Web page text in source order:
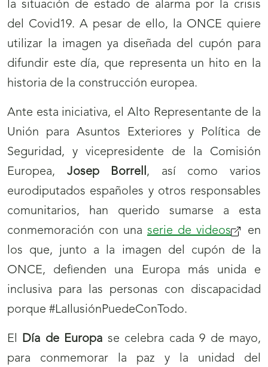
la situación de estado de alarma por la crisis
del Covid19. A pesar de ello, la ONCE quiere
utilizar la imagen ya diseñada del cupón para
difundir este día, que representa un hito en la
historia de la construcción europea.
Ante esta iniciativa, el Alto Representante de la
Unión para Asuntos Exteriores y Política de
Seguridad, y vicepresidente de la Comisión
Europea, Josep Borrell, así como varios
eurodiputados españoles y otros responsables
comunitarios, han querido sumarse a esta
conmemoración con una serie de videos
en
los que, junto a la imagen del cupón de la
ONCE, defienden una Europa más unida e
inclusiva para las personas con discapacidad
porque #LaIlusiónPuedeConTodo.
El Día de Europa se celebra cada 9 de mayo,
para conmemorar la paz y la unidad del